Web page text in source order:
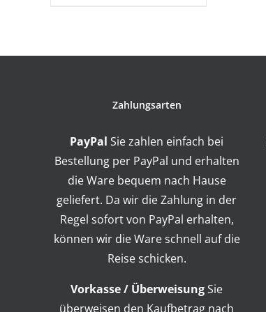
Zahlungsarten
PayPal Sie zahlen einfach bei
Bestellung per PayPal und erhalten
die Ware bequem nach Hause
geliefert. Da wir die Zahlung in der
Regel sofort von PayPal erhalten,
können wir die Ware schnell auf die
Reise schicken.
Vorkasse / ÜberweisungSie
überweisen den Kaufbetrag nach